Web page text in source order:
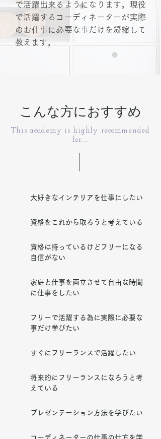
で活躍出来るようになります。現役
で活躍するコーディネーターが実際
のお仕事に必要な事だけを凝縮して
教えます。
こんな方におすすめ
This academy is highly recommended
for.....
大好きなインテリアを仕事にしたい
​資格をこれから取ろうと考えている
資格は持っているけどフリーになる
自信がない
家庭と仕事を両立させて自由な時間
に仕事をしたい
フリーで活躍する為に実際に必要な
事だけ学びたい
すぐにフリーランスで活躍したい
将来的にフリーランスになろうと考
えている
プレゼンテーション方法を学びたい
コーディネーターの仕事の仕方を学